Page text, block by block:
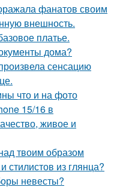
фанатов своим
внешность.
платье.
дома?
сенсацию
что и на фото
15/16 в
живое и
твоим образом
стилистов из глянца?
невесты?